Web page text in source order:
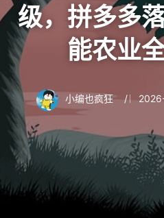
级，拼多多
能农业
小编也疯狂 /